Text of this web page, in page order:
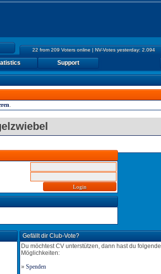
22 from 209 Voters online | NV-Votes yesterday: 2.094
Support
.
Gefällt dir Club-Vote?
Du möchtest CV unterstützen, dann hast du folgende
Möglichkeiten:
» Spenden